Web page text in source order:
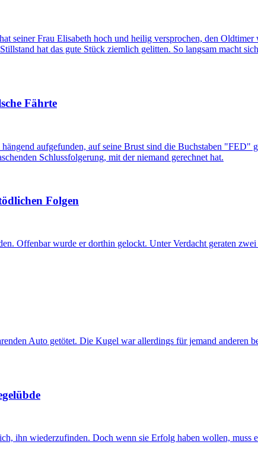
seiner Frau Elisabeth hoch und heilig versprochen, den
hat das gute Stück ziemlich gelitten. So langsam macht
Fährte
aufgefunden, auf seine Brust sind die Buchstaben "FED"
Schlussfolgerung, mit der niemand gerechnet hat.
Folgen
Offenbar wurde er dorthin gelockt. Unter Verdacht geraten
Auto getötet. Die Kugel war allerdings für jemand anderen
ihn wiederzufinden. Doch wenn sie Erfolg haben wollen, muss